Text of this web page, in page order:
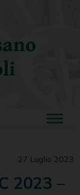
27 Luglio 2023
2023 –